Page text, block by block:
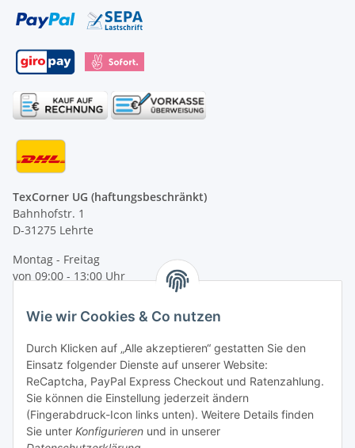
TexCorner UG (haftungsbeschränkt)
Bahnhofstr. 1
D-31275 Lehrte
Montag - Freitag
von 09:00 - 13:00 Uhr
Tel: +49 (0) 5132 8230689
E-Mail:mail@texcorner.de
Wie wir Cookies & Co nutzen
Durch Klicken auf „Alle akzeptieren“ gestatten Sie den
Einsatz folgender Dienste auf unserer Website:
ReCaptcha, PayPal Express Checkout und Ratenzahlung.
Sie können die Einstellung jederzeit ändern
(Fingerabdruck-Icon links unten). Weitere Details finden
Sie unter Konfigurieren und in unserer